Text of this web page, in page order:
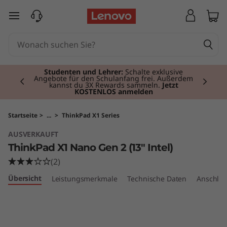
T
P
a
d
X
zum Hauptinhalt springen
Studenten und Lehrer: Schalte exklusive
Angebote für den Schulanfang frei. Außerdem
kannst du 3X Rewards sammeln. Jetzt
KOSTENLOS anmelden
Currently displaying item 2 of 3
Startseite > ... > ThinkPad X1 Series
AUSVERKAUFT
ThinkPad X1 Nano Gen 2 (13" Intel)
(2)
Übersicht Leistungsmerkmale Technische Daten